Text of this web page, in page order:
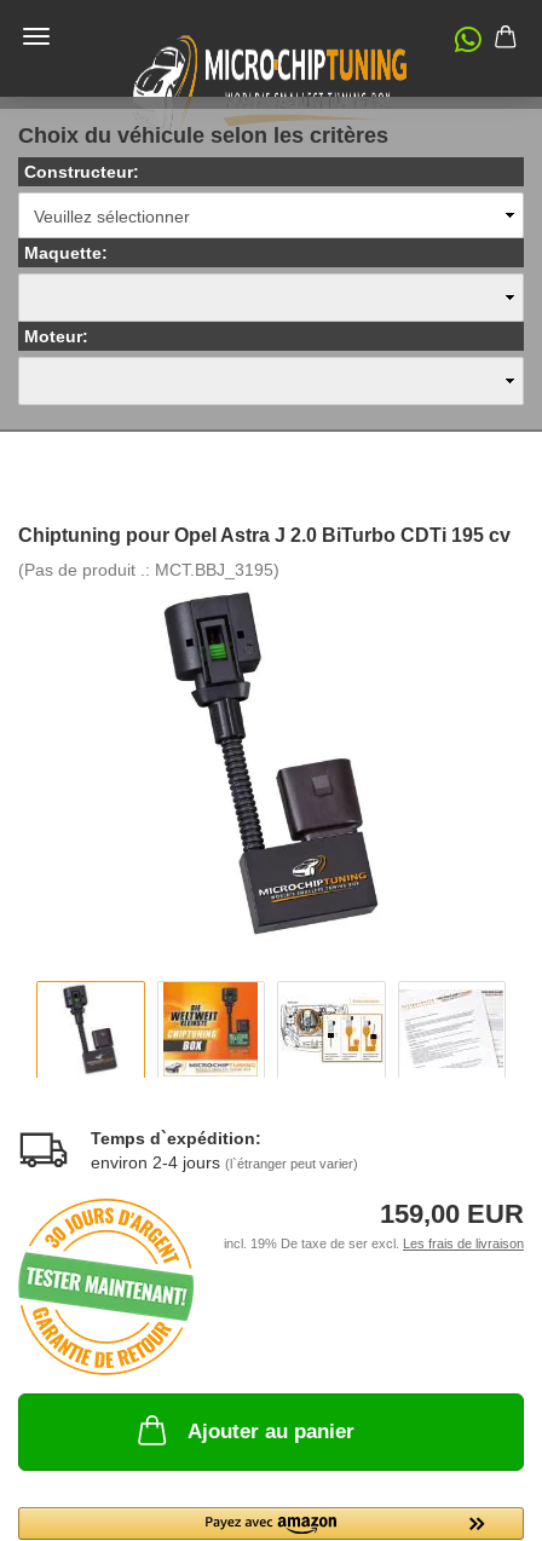
Choix du véhicule selon les critères
Constructeur:
Maquette:
Moteur:
Chiptuning pour Opel Astra J 2.0 BiTurbo CDTi 195 cv
(Pas de produit .: MCT.BBJ_3195)
Temps d`expédition:
environ 2-4 jours (l`étranger peut varier)
159,00 EUR
incl. 19% De taxe de ser excl. Les frais de livraison
Ajouter au panier